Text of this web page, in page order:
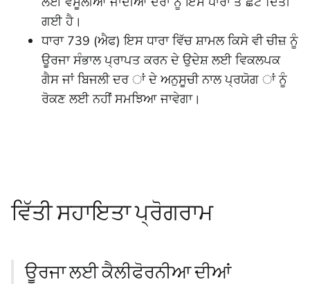
ਗਈ ਹੈ।
ਧਾਰਾ 739 (ਐਫ) ਇਸ ਧਾਰਾ ਵਿੱਚ ਸ਼ਾਮਲ ਕਿਸੇ ਵੀ ਚੀਜ਼ ਨੂੰ
ਊਰਜਾ ਸੰਭਾਲ ਪ੍ਰਾਪਤ ਕਰਨ ਦੇ ਉਦੇਸ਼ ਲਈ ਵਿਕਲਪਕ
ਗੈਸ ਜਾਂ ਬਿਜਲੀ ਦਰ ਾਂ ਦੇ ਅਨੁਸੂਚੀ ਨਾਲ ਪ੍ਰਯੋਗ ਾਂ ਨੂੰ
ਰੋਕਣ ਲਈ ਨਹੀਂ ਸਮਝਿਆ ਜਾਵੇਗਾ।
ਵਿੱਤੀ ਸਹਾਇਤਾ ਪ੍ਰੋਗਰਾਮ
ਊਰਜਾ ਲਈ ਕੈਲੀਫੋਰਨੀਆ ਦੀਆਂ